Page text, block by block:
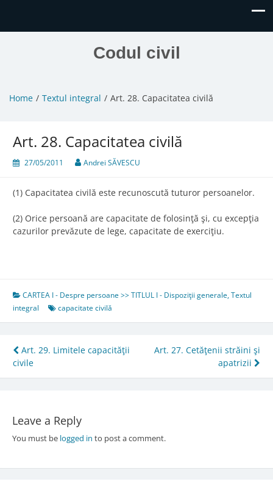
Codul civil
Home Textul integral Art. 28. Capacitatea civilă
Art. 28. Capacitatea civilă
27/05/2011 Andrei SĂVESCU
(1) Capacitatea civilă este recunoscută tuturor persoanelor.
(2) Orice persoană are capacitate de folosinţă şi, cu excepţia
cazurilor prevăzute de lege, capacitate de exerciţiu.
CARTEA I - Despre persoane >> TITLUL I - Dispoziţii generale,Textul
integral
capacitate civilă
Post
navigation
Art. 29. Limitele capacităţii
civile
Art. 27. Cetăţenii străini şi
apatrizii
Leave a Reply
You must be logged in to post a comment.